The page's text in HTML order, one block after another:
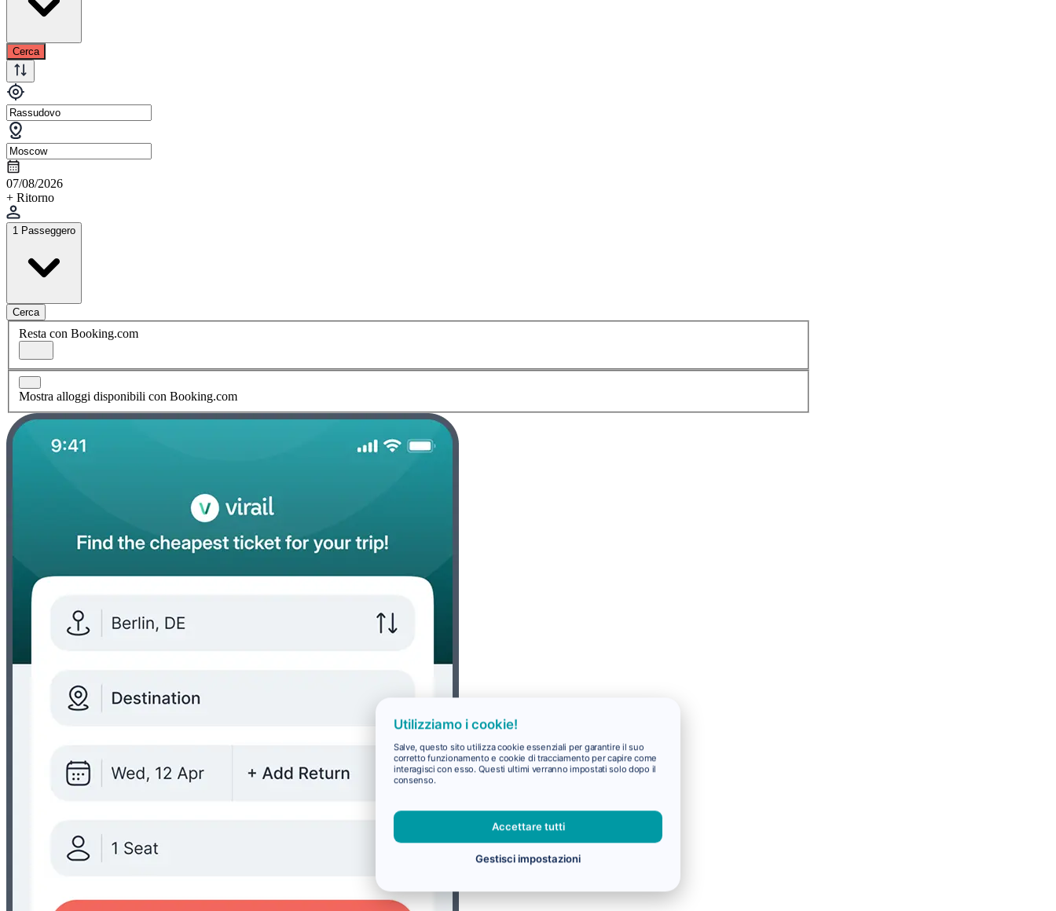
Cerca
07/08/2026
+ Ritorno
1 Passeggero
Cerca
Resta con Booking.com
Mostra alloggi disponibili con Booking.com
Utilizziamo i cookie!
Salve, questo sito utilizza cookie essenziali per garantire il suo
corretto funzionamento e cookie di tracciamento per capire come
interagisci con esso. Questi ultimi verranno impostati solo dopo il
consenso.
Accettare tutti
Gestisci impostazioni